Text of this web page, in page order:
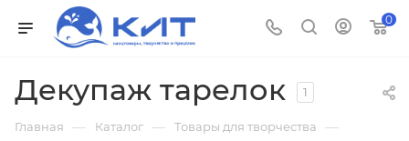
0
Декупаж тарелок 1
Главная — Каталог — Товары для творчества —